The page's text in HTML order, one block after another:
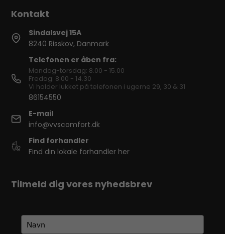
Sindalsvej 15A
8240 Risskov, Danmark
Telefonen er åben fra:
Mandag-torsdag: 8.00 - 15.00
Fredag: 8.00 - 14.30
Vi holder lukket på telefonen i ugerne 29, 30 & 31
86154550
E-mail
info@vvscomfort.dk
Find forhandler
Find din lokale forhandler her
Tilmeld dig vores nyhedsbrev